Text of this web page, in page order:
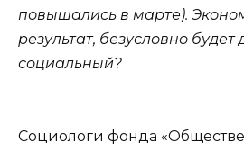
повышались в марте).
результат, безусловно будет
социальный?
Социологи фонда